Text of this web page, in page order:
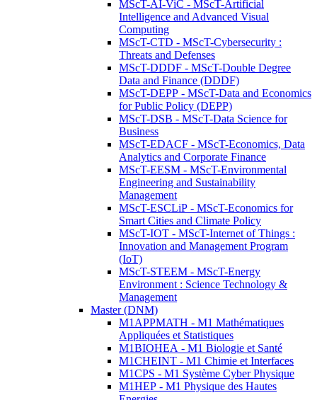
MScT-AI-ViC - MScT-Artificial
Intelligence and Advanced Visual
Computing
MScT-CTD - MScT-Cybersecurity :
Threats and Defenses
MScT-DDDF - MScT-Double Degree
Data and Finance (DDDF)
MScT-DEPP - MScT-Data and Economics
for Public Policy (DEPP)
MScT-DSB - MScT-Data Science for
Business
MScT-EDACF - MScT-Economics, Data
Analytics and Corporate Finance
MScT-EESM - MScT-Environmental
Engineering and Sustainability
Management
MScT-ESCLiP - MScT-Economics for
Smart Cities and Climate Policy
MScT-IOT - MScT-Internet of Things :
Innovation and Management Program
(IoT)
MScT-STEEM - MScT-Energy
Environment : Science Technology &
Management
Master (DNM)
M1APPMATH - M1 Mathématiques
Appliquées et Statistiques
M1BIOHEA - M1 Biologie et Santé
M1CHEINT - M1 Chimie et Interfaces
M1CPS - M1 Système Cyber Physique
M1HEP - M1 Physique des Hautes